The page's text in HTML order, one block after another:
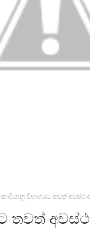
විභාගයට තවත්
තවත්